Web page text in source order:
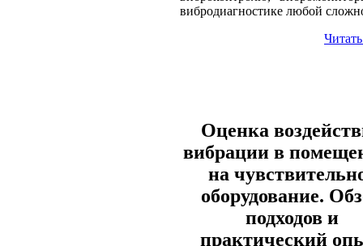
вибродиагностике любой
Оценка
вибрации в
на
оборудование.
подходов и
практический